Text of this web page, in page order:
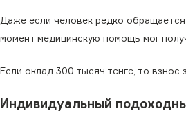
Даже если человек редко
момент медицинскую помощь мог
Если оклад 300 тысяч тенге, то
Индивидуальный